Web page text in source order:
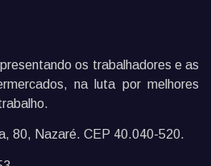
os trabalhadores e as
na luta por melhores
80, Nazaré. CEP 40.040-520.